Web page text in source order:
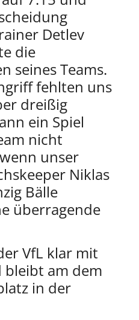
Detlev
die
seines Teams.
fehlten uns
dreißig
ein Spiel
nicht
unser
Niklas
Bälle
überragende
VfL klar mit
bleibt am dem
in der